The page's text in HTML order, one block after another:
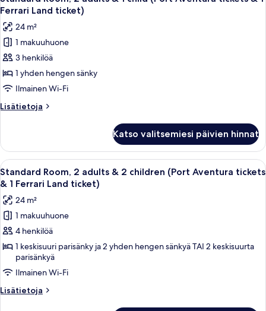
ticket)
kuvat
Aventura
&
Ferrari
Land
ticket)
kaikki
huonetyypin
Standard
Room,
2
adults
&
1
child
Aventura
tickets
&
1
Ferrari
Land
ticket)
kuvat
Ferrari Land ticket)
24 m²
1 makuuhuone
3 henkilöä
1 yhden hengen sänky
Ilmainen Wi-Fi
Lisätietoja
Lisätietoja
2
adults
&
1
(Port
Aventura
tickets
&
Ferrari
ticket)
Katso valitsemiesi päivien hinnat
Avaa
kaikki
huonetyypin
Standard
Room,
2
adults
2
children
Hotellihuone, jossa on kaksi sänkyä,
6
Standard Room, 2 adults & 2 children (Port Aventura tickets
& 1 Ferrari Land ticket)
24 m²
1 makuuhuone
4 henkilöä
1 keskisuuri parisänky ja 2 yhden hengen sänkyä TAI 2 keskisuurta
parisänkyä
Ilmainen Wi-Fi
Lisätietoja
Lisätietoja